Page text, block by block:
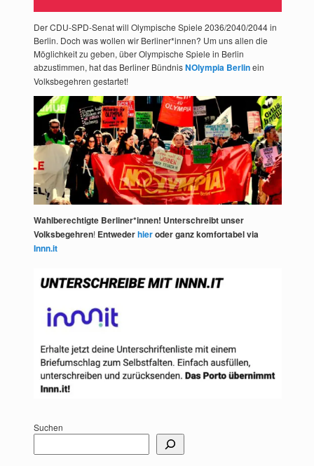
Der CDU-SPD-Senat will Olympische Spiele 2036/2040/2044 in
Berlin. Doch was wollen wir Berliner*innen? Um uns allen die
Möglichkeit zu geben, über Olympische Spiele in Berlin
abzustimmen, hat das Berliner BündnisNOlympia Berlinein
Volksbegehren gestartet!
Wahlberechtigte Berliner*innen! Unterschreibt unser
Volksbegehren! Entwederhieroder ganz komfortabel via
Innn.it
Suchen